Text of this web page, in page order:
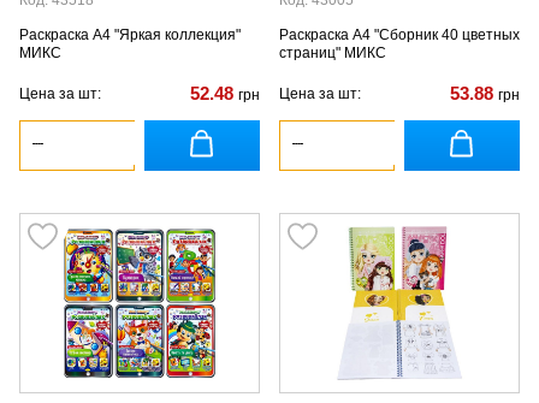
Раскраска А4 "Яркая коллекция"
МИКС
Цена за шт: 52.48 грн
Раскраска А4 "Сборник 40 цветных
страниц" МИКС
Цена за шт: 53.88 грн